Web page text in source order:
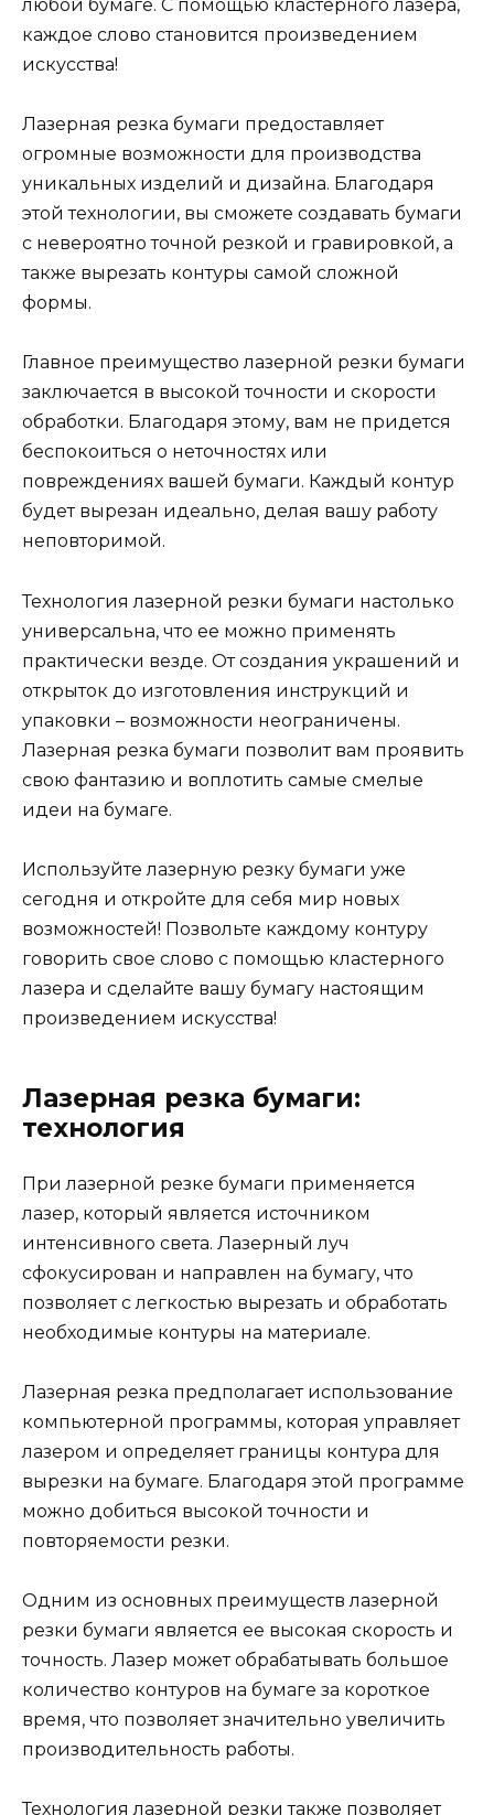
любой бумаге. С помощью кластерного лазера,
каждое слово становится произведением
искусства!
Лазерная резка бумаги предоставляет
огромные возможности для производства
уникальных изделий и дизайна. Благодаря
этой технологии, вы сможете создавать бумаги
с невероятно точной резкой и гравировкой, а
также вырезать контуры самой сложной
формы.
Главное преимущество лазерной резки бумаги
заключается в высокой точности и скорости
обработки. Благодаря этому, вам не придется
беспокоиться о неточностях или
повреждениях вашей бумаги. Каждый контур
будет вырезан идеально, делая вашу работу
неповторимой.
Технология лазерной резки бумаги настолько
универсальна, что ее можно применять
практически везде. От создания украшений и
открыток до изготовления инструкций и
упаковки – возможности неограничены.
Лазерная резка бумаги позволит вам проявить
свою фантазию и воплотить самые смелые
идеи на бумаге.
Используйте лазерную резку бумаги уже
сегодня и откройте для себя мир новых
возможностей! Позвольте каждому контуру
говорить свое слово с помощью кластерного
лазера и сделайте вашу бумагу настоящим
произведением искусства!
Лазерная резка бумаги:
технология
При лазерной резке бумаги применяется
лазер, который является источником
интенсивного света. Лазерный луч
сфокусирован и направлен на бумагу, что
позволяет с легкостью вырезать и обработать
необходимые контуры на материале.
Лазерная резка предполагает использование
компьютерной программы, которая управляет
лазером и определяет границы контура для
вырезки на бумаге. Благодаря этой программе
можно добиться высокой точности и
повторяемости резки.
Одним из основных преимуществ лазерной
резки бумаги является ее высокая скорость и
точность. Лазер может обрабатывать большое
количество контуров на бумаге за короткое
время, что позволяет значительно увеличить
производительность работы.
Технология лазерной резки также позволяет